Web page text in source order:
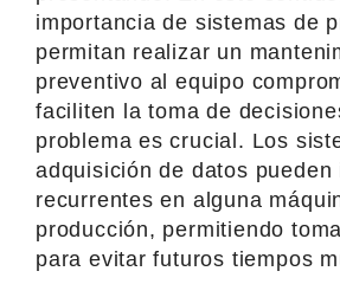
importancia de sistemas de
permitan realizar un
preventivo al equipo
faciliten la toma de
problema es crucial. Los
adquisición de datos pueden
recurrentes en alguna
producción, permitiendo
para evitar futuros tiempos